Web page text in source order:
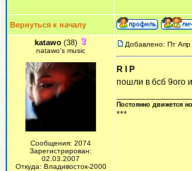
Вернуться к началу
katawo(38)
natawo's music
Сообщения: 2074
Зарегистрирован:
02.03.2007
Откуда: Владивосток-2000
Добавлено: Пт
R I P
пошли в бсб 9ого
Постоянно движется
***